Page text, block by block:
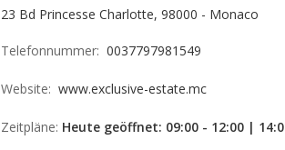
23 Bd Princesse Charlotte, 98000 - Monaco
Telefonnummer: 0037797981549
Website: www.exclusive-estate.mc
Zeitpläne: Heute geöffnet: 09:00 - 12:00 |